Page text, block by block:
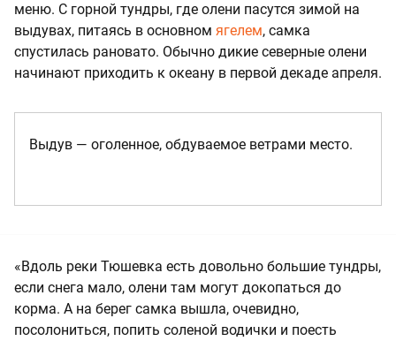
меню. С горной тундры, где олени пасутся зимой на
выдувах, питаясь в основном ягелем, самка
спустилась рановато. Обычно дикие северные олени
начинают приходить к океану в первой декаде апреля.
Выдув — оголенное, обдуваемое ветрами место.
«Вдоль реки Тюшевка есть довольно большие тундры,
если снега мало, олени там могут докопаться до
корма. А на берег самка вышла, очевидно,
посолониться, попить соленой водички и поесть